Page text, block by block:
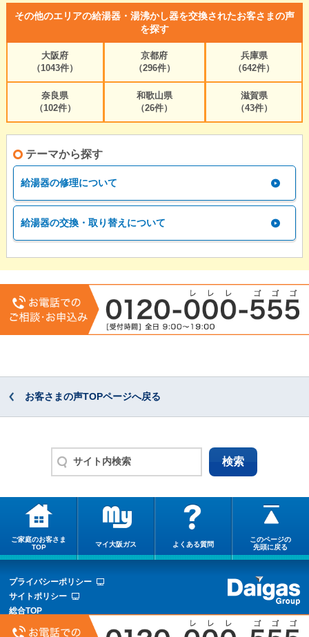
その他のエリアの給湯器・湯沸かし器を交換されたお客さまの声
を探す
大阪府
（1043件）
京都府
（296件）
兵庫県
（642件）
奈良県
（102件）
和歌山県
（26件）
滋賀県
（43件）
テーマから探す
給湯器の修理について
給湯器の交換・取り替えについて
お客さまの声TOPページへ戻る
ご家庭のお客さま
TOP
マイ大阪ガス よくある質問
このページの
先頭に戻る
プライバシーポリシー
サイトポリシー
総合TOP
サイトマップ